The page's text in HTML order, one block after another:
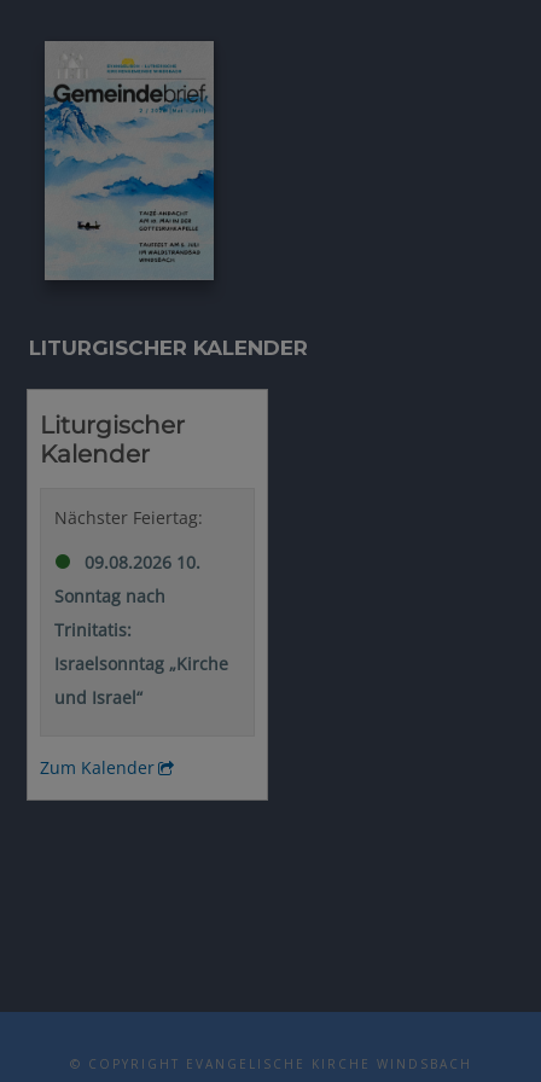
LITURGISCHER KALENDER
© COPYRIGHT EVANGELISCHE KIRCHE WINDSBACH